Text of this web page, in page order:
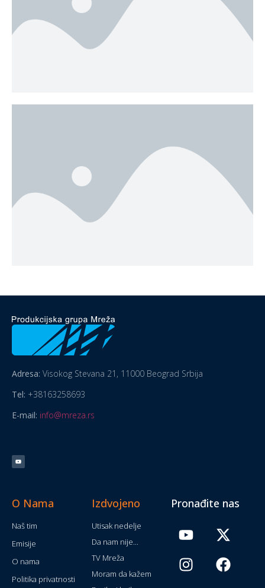
Adresa: Visokog Stevana 21, 11000 Beograd Srbija
Tel: +38163258693
E-mail: info@mreza.rs
O Nama
Naš tim
Emisije
O nama
Politika privatnosti
Izdvojeno
Utisak nedelje
Da nam nije...
TV Mreža
Moram da kažem
Pronađite nas